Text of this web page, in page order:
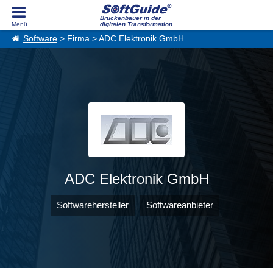
Brückenbauer in der
digitalen Transformation
Software > Firma > ADC Elektronik GmbH
ADC Elektronik GmbH
Softwarehersteller Softwareanbieter